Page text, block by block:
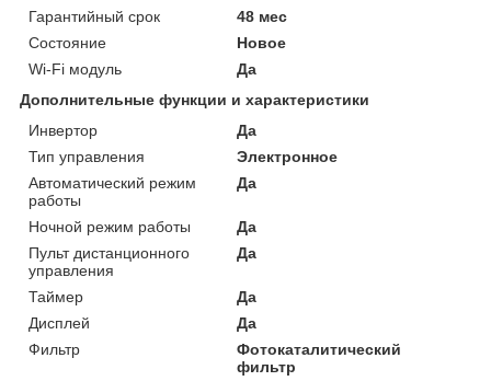
Гарантийный срок
48 мес
Состояние
Новое
Wi-Fi модуль
Да
Дополнительные функции и характеристики
Инвертор
Да
Тип управления
Электронное
Автоматический режим
работы
Да
Ночной режим работы
Да
Пульт дистанционного
управления
Да
Таймер
Да
Дисплей
Да
Фильтр
Фотокаталитический
фильтр